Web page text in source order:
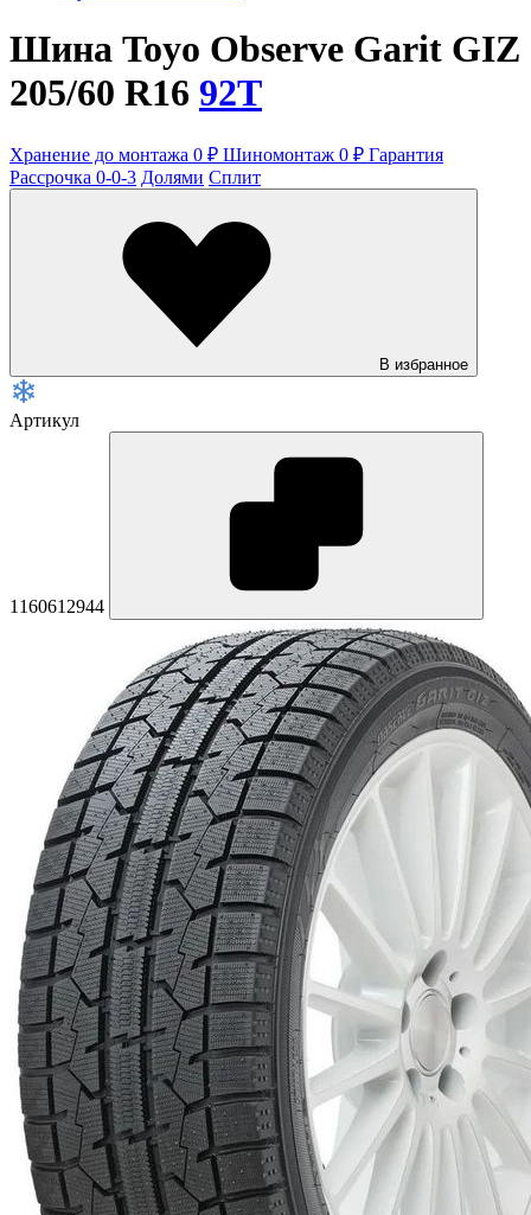
Шина Toyo Observe Garit GIZ
205/60 R16 92T
Хранение до монтажа 0 ₽ Шиномонтаж 0 ₽ Гарантия
Рассрочка 0-0-3 Долями Сплит
В избранное
Артикул
1160612944